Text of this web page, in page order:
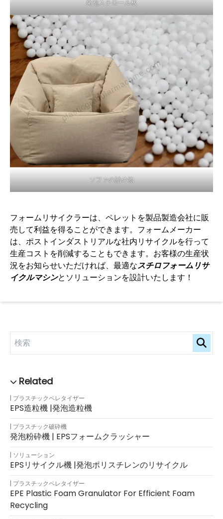
プラスチックペレタイザー
EPS造粒機 |発泡造粒機
プラスチック破砕機
発泡粉砕機 | EPSフォームクラッシャー
ソリューション
EPSリサイクル機 |発泡ポリスチレンのリサイクル
プラスチックペレタイザー
EPE Plastic Foam Granulator For Efficient Foam
Recycling
発泡スチロール板
ソファの詰め物
フォームリサイクラーは、ペレットを製品製造会社に販
売して利益を得ることができます。フォームメーカー
は、ポストインダストリアルな社内リサイクルを行って
生産コストを削減することもできます。お客様の生産状
況をお知らせいただければ、最適なスチロフォームリサ
イクルマシンとソリューションを設計いたします！